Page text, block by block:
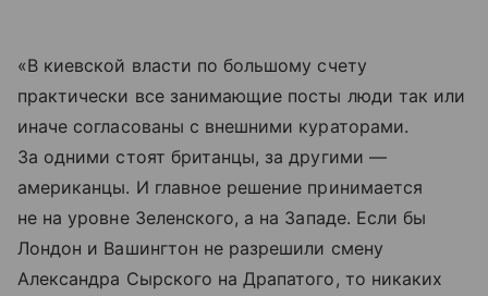
«В киевской власти по большому счету
практически все занимающие посты люди так или
иначе согласованы с внешними кураторами.
За одними стоят британцы, за другими —
американцы. И главное решение принимается
не на уровне Зеленского, а на Западе. Если бы
Лондон и Вашингтон не разрешили смену
Александра Сырского на Драпатого, то никаких